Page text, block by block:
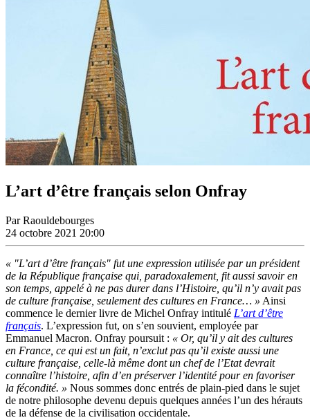
L’art d’être français selon Onfray
ParRaouldebourges
24 octobre 2021 20:00
« "L’art d’être français" fut une expression utilisée par un président
de la République française qui, paradoxalement, fit aussi savoir en
son temps, appelé à ne pas durer dans l’Histoire, qu’il n’y avait pas
de culture française, seulement des cultures en France… » Ainsi
commence le dernier livre de Michel Onfray intitulé L’art d’être
français. L’expression fut, on s’en souvient, employée par
Emmanuel Macron. Onfray poursuit : « Or, qu’il y ait des cultures
en France, ce qui est un fait, n’exclut pas qu’il existe aussi une
culture française, celle-là même dont un chef de l’Etat devrait
connaître l’histoire, afin d’en préserver l’identité pour en favoriser
la fécondité. » Nous sommes donc entrés de plain-pied dans le sujet
de notre philosophe devenu depuis quelques années l’un des hérauts
de la défense de la civilisation occidentale.